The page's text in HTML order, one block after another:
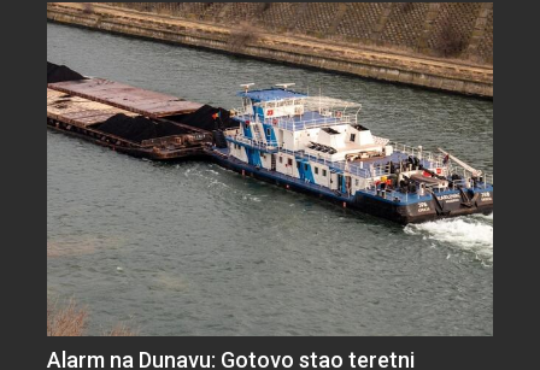
Alarm na Dunavu: Gotovo stao teretni